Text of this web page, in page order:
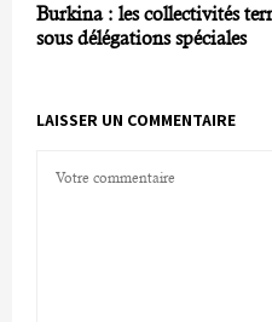
Burkina : les collectivités
sous délégations spéciales
LAISSER UN COMMENTAIRE